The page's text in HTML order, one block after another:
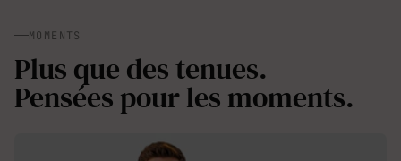
MOMENTS
Plus que des tenues.
Pensées pour les moments.